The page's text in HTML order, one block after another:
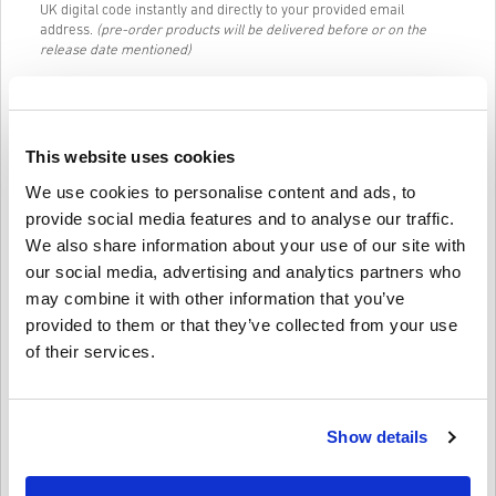
This website uses cookies
We use cookies to personalise content and ads, to
provide social media features and to analyse our traffic.
We also share information about your use of our site with
our social media, advertising and analytics partners who
may combine it with other information that you’ve
provided to them or that they’ve collected from your use
of their services.
Show details
UK digital code instantly and directly to your provided email
address. (pre-order products will be delivered before or on the
release date mentioned)
Our Easy to follow 3-step purchase system contains no annoying
a valid payment method, thus making the process of buying
AMAZON GIFT CARD 50 GBP UK for PC from livecards.net quick and
easy.
Jak to funguje na Livecards.net
Zřeknutí se odpovědnosti
uvedené datum vydání, zatímco položky, které jsou skladem,
• Nákupy považované za komerční použití nebudou